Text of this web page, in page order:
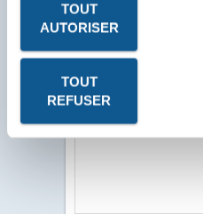
TOUT
AUTORISER
TOUT
REFUSER